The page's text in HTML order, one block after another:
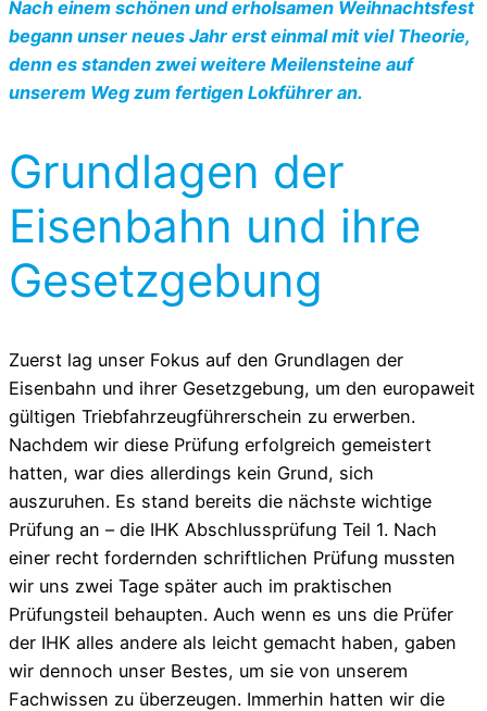
Nach einem schönen und erholsamen Weihnachtsfest
begann unser neues Jahr erst einmal mit viel Theorie,
denn es standen zwei weitere Meilensteine auf
unserem Weg zum fertigen Lokführer an.
Grundlagen der
Eisenbahn und ihre
Gesetzgebung
Zuerst lag unser Fokus auf den Grundlagen der
Eisenbahn und ihrer Gesetzgebung, um den europaweit
gültigen Triebfahrzeugführerschein zu erwerben.
Nachdem wir diese Prüfung erfolgreich gemeistert
hatten, war dies allerdings kein Grund, sich
auszuruhen. Es stand bereits die nächste wichtige
Prüfung an – die IHK Abschlussprüfung Teil 1. Nach
einer recht fordernden schriftlichen Prüfung mussten
wir uns zwei Tage später auch im praktischen
Prüfungsteil behaupten. Auch wenn es uns die Prüfer
der IHK alles andere als leicht gemacht haben, gaben
wir dennoch unser Bestes, um sie von unserem
Fachwissen zu überzeugen. Immerhin hatten wir die